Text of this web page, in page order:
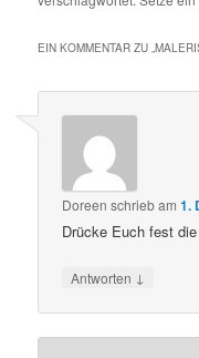
EIN KOMMENTAR ZU „
Doreen schriebam1.
Drücke Euch fest
Antworten ↓